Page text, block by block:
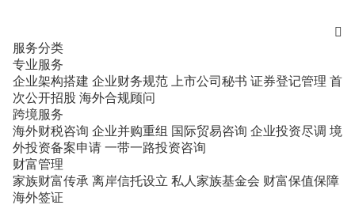

服务分类
专业服务
企业架构搭建 企业财务规范 上市公司秘书 证券登记管理 首
次公开招股 海外合规顾问
跨境服务
海外财税咨询 企业并购重组 国际贸易咨询 企业投资尽调 境
外投资备案申请 一带一路投资咨询
财富管理
家族财富传承 离岸信托设立 私人家族基金会 财富保值保障
海外签证